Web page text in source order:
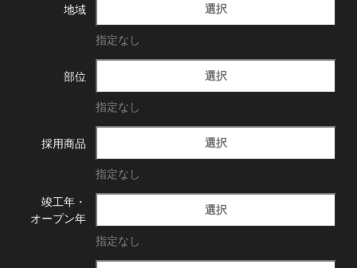
地域 選択
指定なし
部位 選択
指定なし
採用商品 選択
指定なし
竣工年・
オープン年
選択
指定なし